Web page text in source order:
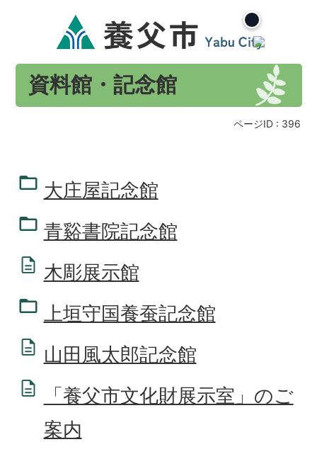
資料館・記念館
ページID : 396
大庄屋記念館
青谿書院記念館
木彫展示館
上垣守国養蚕記念館
山田風太郎記念館
「養父市文化財展示室」のご
案内